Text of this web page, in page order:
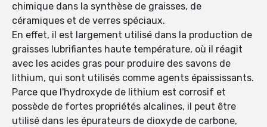
chimique dans la synthèse de graisses, de
céramiques et de verres spéciaux.
En effet, il est largement utilisé dans la production de
graisses lubrifiantes haute température, où il réagit
avec les acides gras pour produire des savons de
lithium, qui sont utilisés comme agents épaississants.
Parce que l'hydroxyde de lithium est corrosif et
possède de fortes propriétés alcalines, il peut être
utilisé dans les épurateurs de dioxyde de carbone,